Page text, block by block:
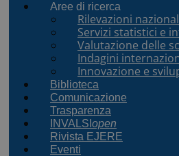
Aree di ricerca
Rilevazioni
Servizi statistici e
Valutazione delle
Indagini
Innovazione e
Biblioteca
Comunicazione
Trasparenza
INVALSI open
Rivista EJERE
Eventi